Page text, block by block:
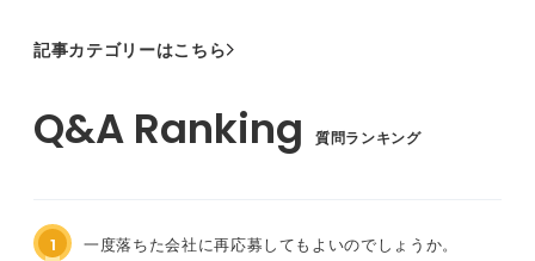
記事カテゴリーはこちら
質問ランキング
1 一度落ちた会社に再応募してもよいのでしょうか。